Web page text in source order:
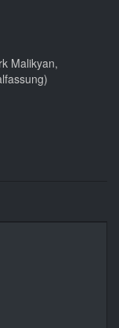
Malikyan,